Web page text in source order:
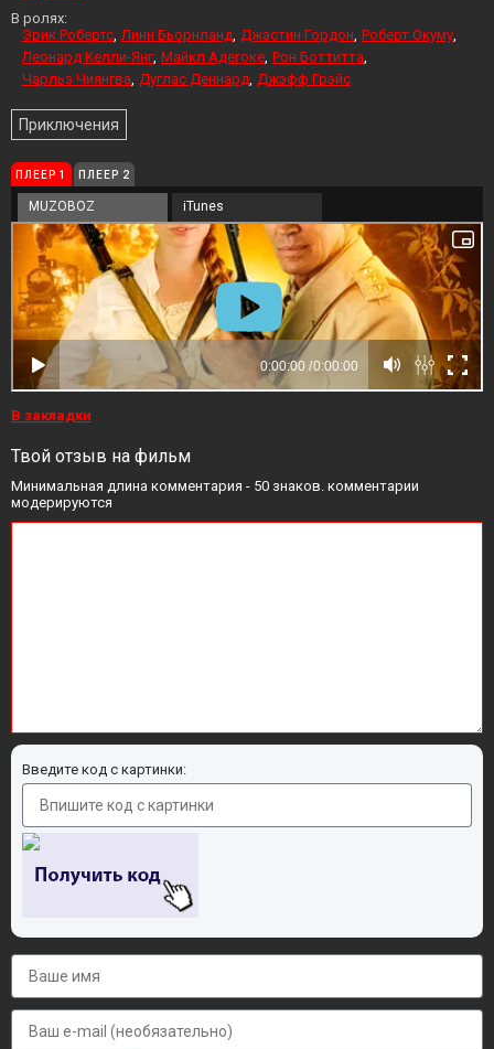
В ролях:
Эрик Робертс Линн Бьорнланд Джастин Гордон Роберт Окуму
Леонард Келли-Янг Майкл Адегоке Рон Боттитта
Чарльз Чиянгва Дуглас Деннард Джэфф Грэйс
Приключения
ПЛЕЕР 1 ПЛЕЕР 2
MUZOBOZ iTunes
В закладки
Твой отзыв на фильм
Минимальная длина комментария - 50 знаков. комментарии
модерируются
Введите код с картинки: